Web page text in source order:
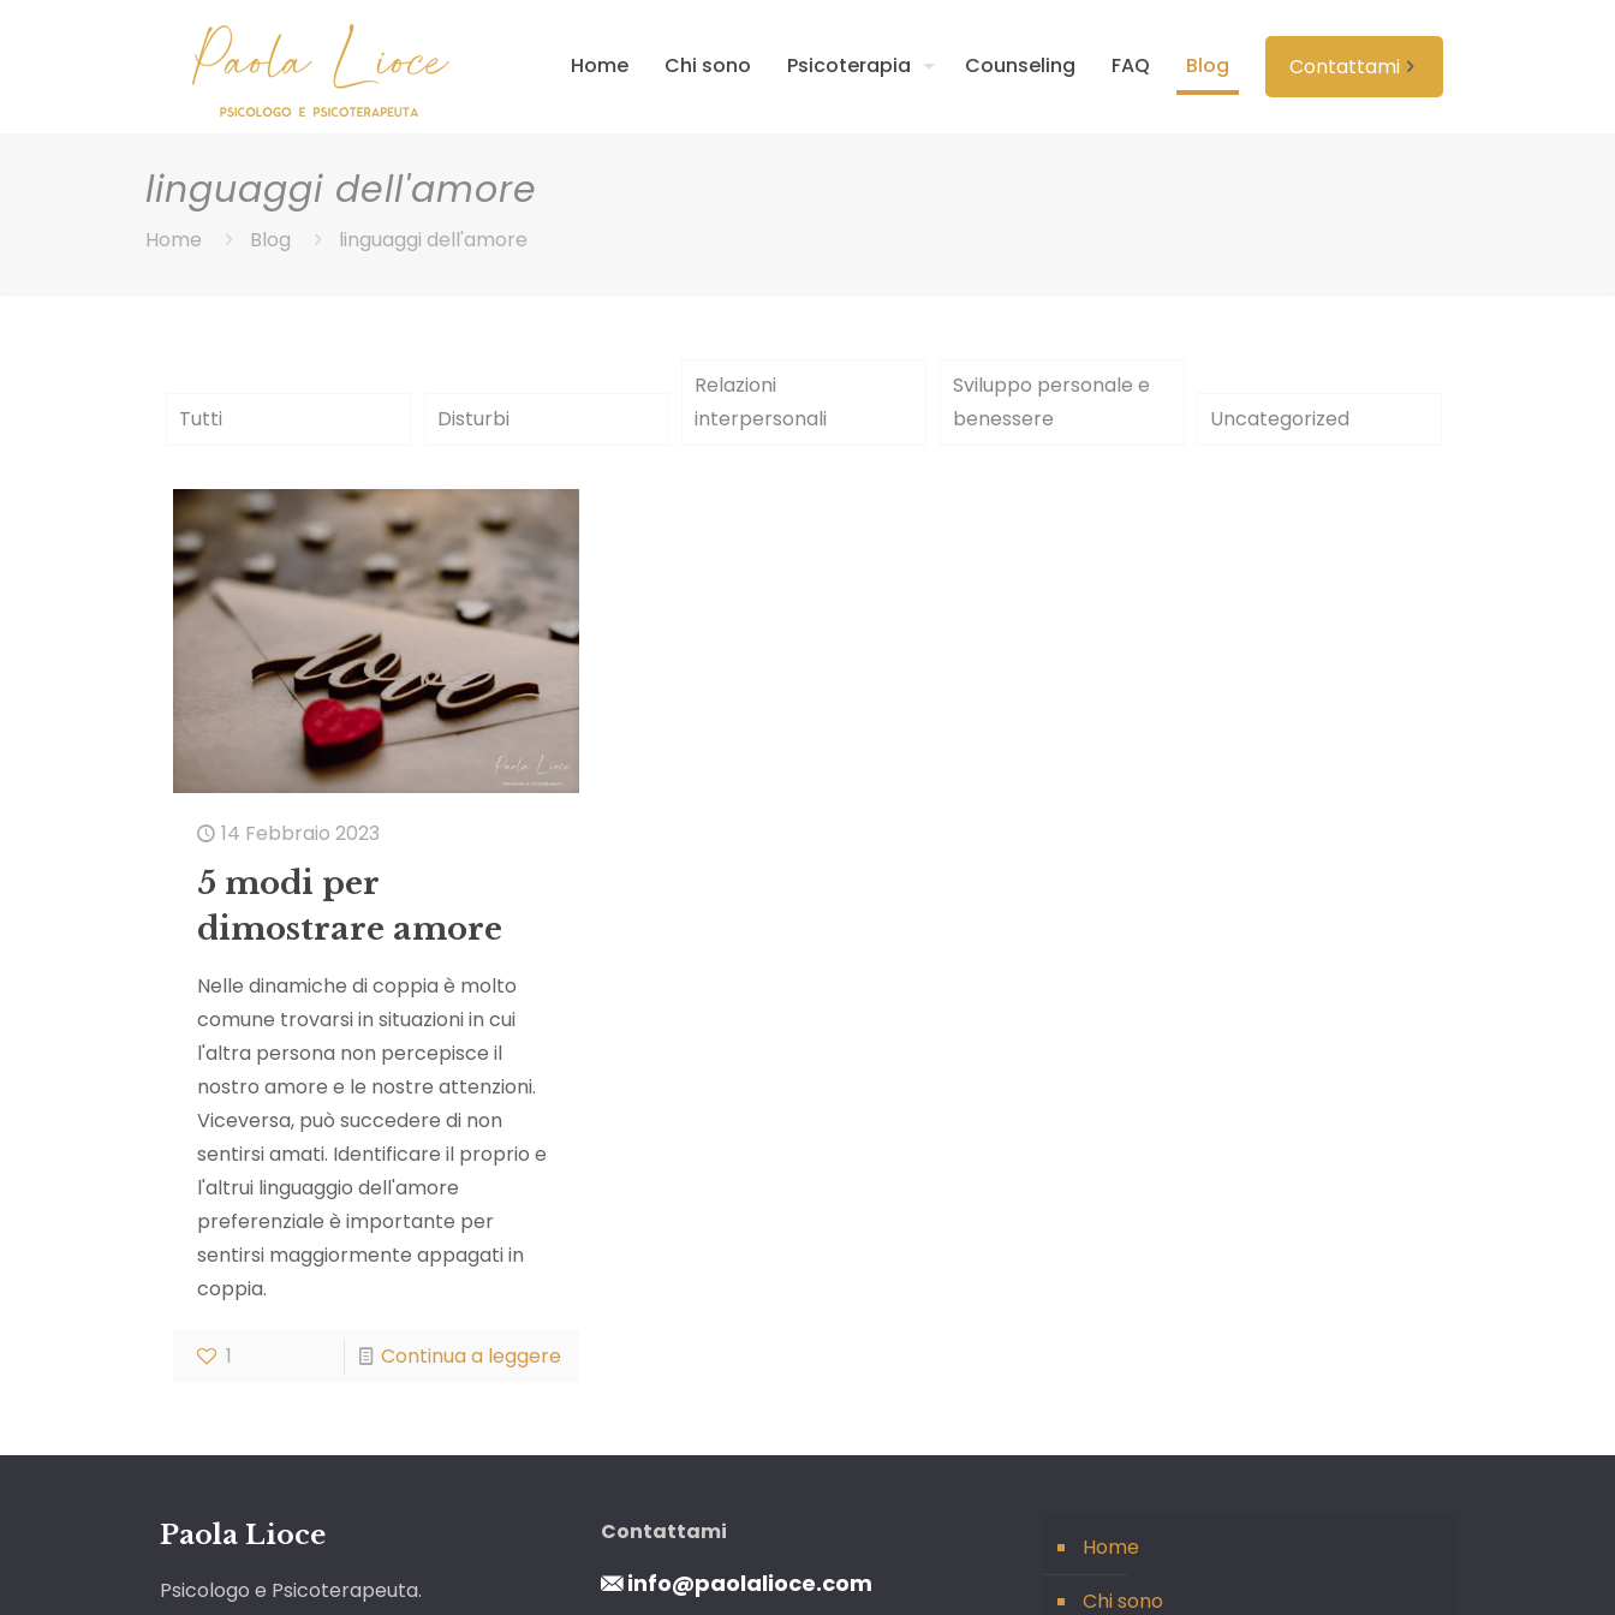
Home Chi sono Psicoterapia Counseling FAQ Blog Contattami
linguaggi dell'amore
Home Blog linguaggi dell'amore
Tutti Disturbi
Relazioni
interpersonali
Sviluppo personale e
benessere
Uncategorized
14 Febbraio 2023
5 modi per
dimostrare amore
Nelle dinamiche di coppia è molto
comune trovarsi in situazioni in cui
l'altra persona non percepisce il
nostro amore e le nostre attenzioni.
Viceversa, può succedere di non
sentirsi amati. Identificare il proprio e
l'altrui linguaggio dell'amore
preferenziale è importante per
sentirsi maggiormente appagati in
coppia.
1 Continua a leggere
Paola Lioce
Psicologo e Psicoterapeuta.
Contattami
info@paolalioce.com
Home
Chi sono